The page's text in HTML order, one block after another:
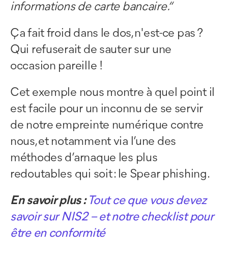
informations de carte bancaire.“
Ça fait froid dans le dos, n'est-ce pas ?
Qui refuserait de sauter sur une
occasion pareille !
Cet exemple nous montre à quel point il
est facile pour un inconnu de se servir
de notre empreinte numérique contre
nous, et notamment via l’une des
méthodes d’arnaque les plus
redoutables qui soit : le Spear phishing.
En savoir plus : Tout ce que vous devez
savoir sur NIS2 – et notre checklist pour
être en conformité